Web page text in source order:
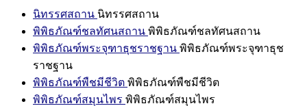
นิทรรศสถาน นิทรรศสถาน
พิพิธภัณฑ์ชลทัศนสถาน พิพิธภัณฑ์ชลทัศนสถาน
พิพิธภัณฑ์พระจุฑาธุชราชฐาน พิพิธภัณฑ์พระจุฑาธุช
ราชฐาน
พิพิธภัณฑ์พืชมีชีวิต พิพิธภัณฑ์พืชมีชีวิต
พิพิธภัณฑ์สมุนไพร พิพิธภัณฑ์สมุนไพร